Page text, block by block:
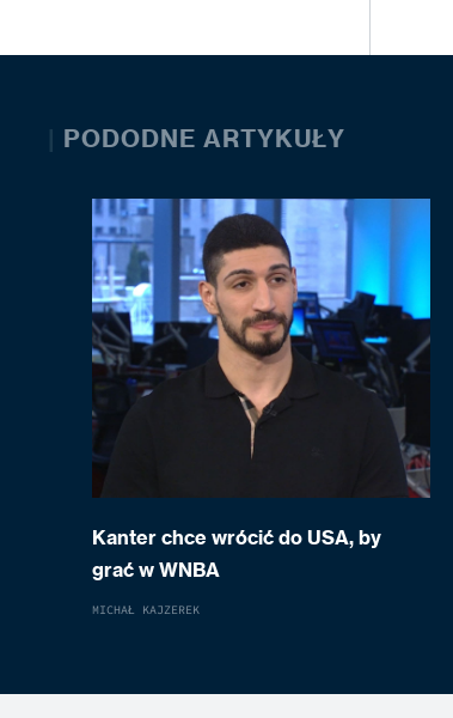
| PODODNE ARTYKUŁY
Kanter chce wrócić do USA, by
grać w WNBA
MICHAŁ KAJZEREK